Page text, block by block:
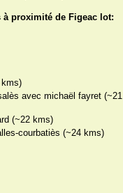
proximité de Figeac lot:
kms)
avec michaël fayret (~21
(~22 kms)
courbatiès (~24 kms)